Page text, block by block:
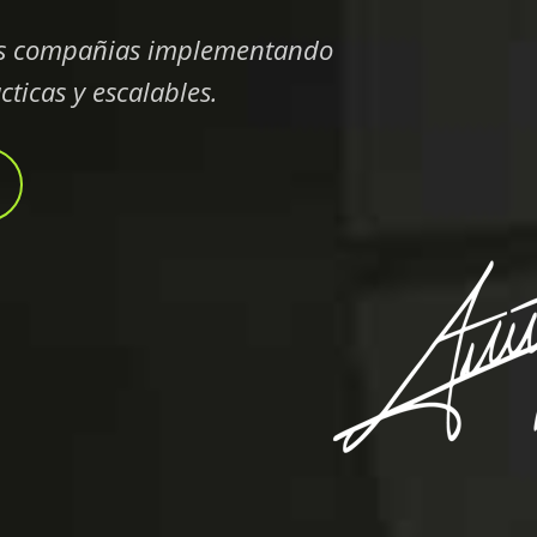
compañias implementando
y escalables.